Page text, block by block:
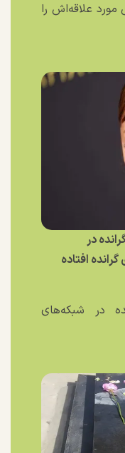
مورد علاقه‌اش را
در
افتاده
در شبکه‌های